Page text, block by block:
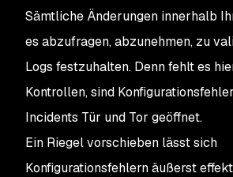
Sämtliche Änderungen innerhalb
es abzufragen, abzunehmen, zu
Logs festzuhalten. Denn fehlt es
Kontrollen, sind
Incidents Tür und Tor geöffnet.
Ein Riegel vorschieben lässt sich
Konfigurationsfehlern äußerst